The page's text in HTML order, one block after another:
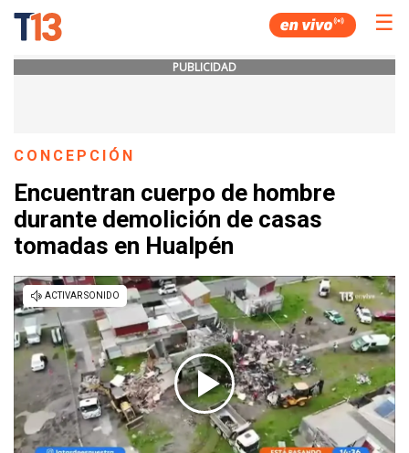
☰
PUBLICIDAD
CONCEPCIÓN
Encuentran cuerpo de hombre
durante demolición de casas
tomadas en Hualpén